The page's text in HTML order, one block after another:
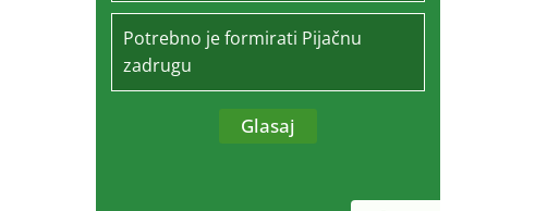
Potrebno je formirati Pijačnu
zadrugu